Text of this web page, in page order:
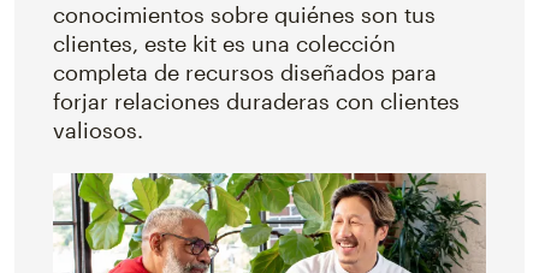
conocimientos sobre quiénes son tus
clientes, este kit es una colección
completa de recursos diseñados para
forjar relaciones duraderas con clientes
valiosos.